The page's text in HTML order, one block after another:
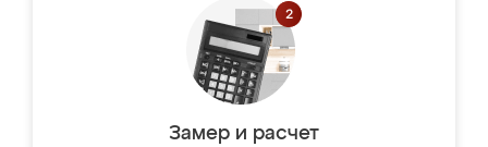
Замер и расчет